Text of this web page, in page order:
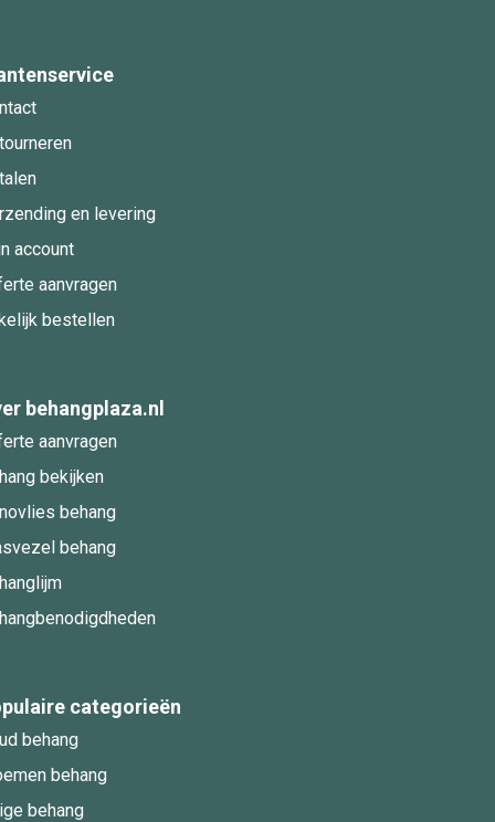
en levering
account
aanvragen
bestellen
behangplaza.nl
aanvragen
bekijken
behang
behang
categorieën
behang
behang
behang